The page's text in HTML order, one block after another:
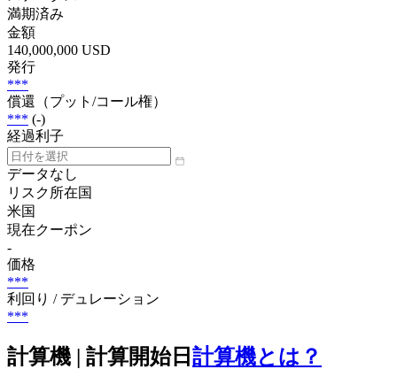
満期済み
金額
140,000,000 USD
発行
***
償還（プット/コール権）
*** (-)
経過利子
データなし
リスク所在国
米国
現在クーポン
-
価格
***
利回り / デュレーション
***
計算機 | 計算開始日 計算機とは？